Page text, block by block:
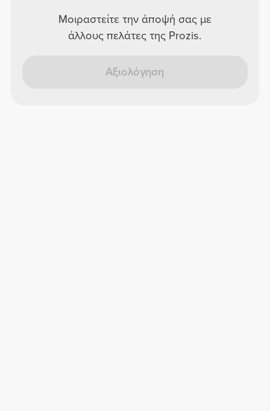
Μοιραστείτε την άποψή σας με
άλλους πελάτες της Prozis.
Αξιολόγηση